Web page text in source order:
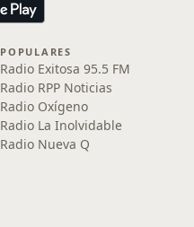
POPULARES
Radio Exitosa 95.5 FM
Radio RPP Noticias
Radio Oxígeno
Radio La Inolvidable
Radio Nueva Q